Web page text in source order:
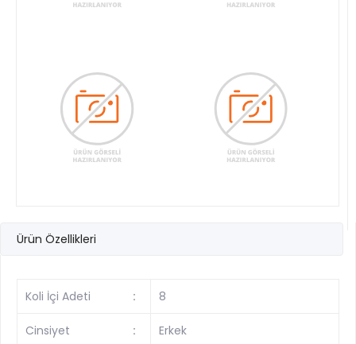
Ürün Özellikleri
Koli İçi Adeti : 8
Cinsiyet : Erkek